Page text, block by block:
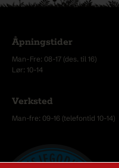
Åpningstider
Man-Fre: 08-17 (des. til 16)
Lør: 10-14
Verksted
Man-fre: 09-16 (telefontid 10-14)